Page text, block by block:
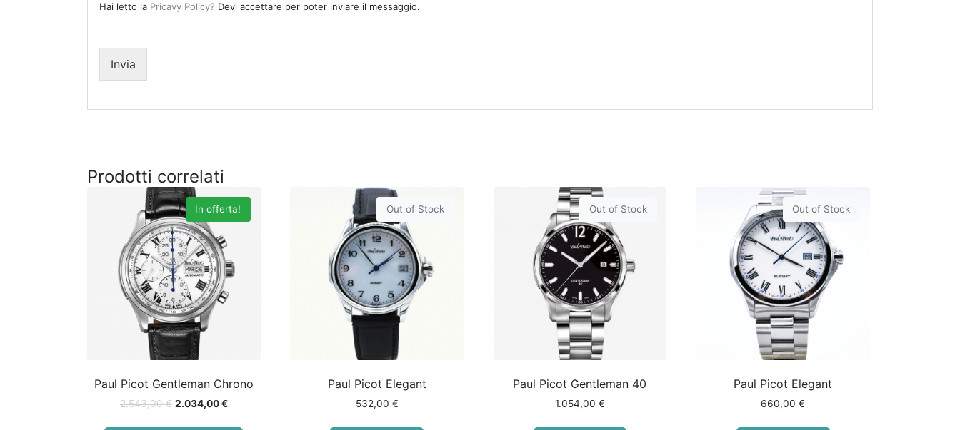
s
Hai letto la Pricavy Policy? Devi accettare per poter inviare il messaggio.
Invia
Prodotti correlati
In offerta!
Paul Picot Gentleman Chrono
2.543,00€ 2.034,00€
Out of Stock
Paul Picot Elegant
532,00 €
Out of Stock
Paul Picot Gentleman 40
1.054,00 €
Out of Stock
Paul Picot Elegant
660,00€